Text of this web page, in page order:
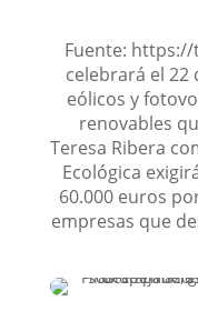
Fuente:
celebrará el 22
eólicos y
renovables
Teresa Ribera
Ecológica
60.000 euros
empresas que